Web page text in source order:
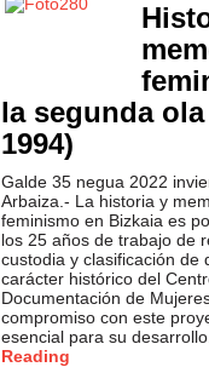
la segunda ola
1994)
Galde 35 negua 2022
Arbaiza.- La historia y
feminismo en Bizkaia es
los 25 años de trabajo de
custodia y clasificación de
carácter histórico del
Documentación de
compromiso con este
esencial para su desarrollo.
Reading